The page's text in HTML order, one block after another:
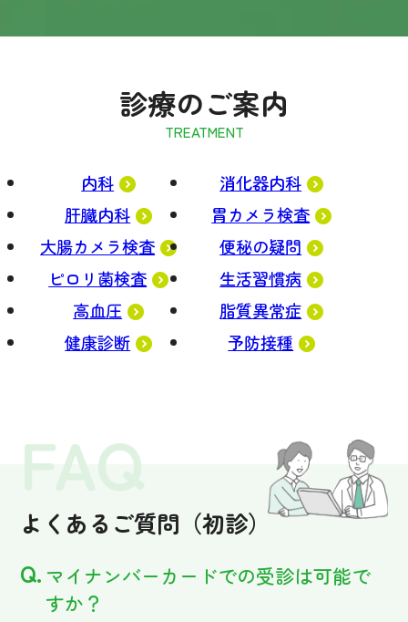
診療のご案内
内科
消化器内科
肝臓内科
胃カメラ検査
大腸カメラ検査
便秘の疑問
ピロリ菌検査
生活習慣病
高血圧
脂質異常症
健康診断
予防接種
よくあるご質問（初診）
マイナンバーカードでの受診は可能で
すか？